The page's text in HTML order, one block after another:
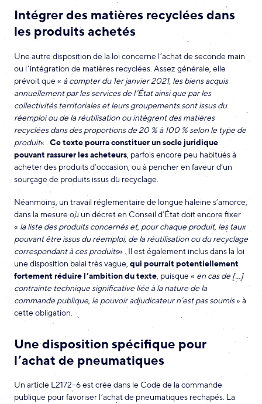
Intégrer des matières recyclées dans
les produits achetés
Une autre disposition de la loi concerne l’achat de seconde main
ou l’intégration de matières recyclées. Assez générale, elle
prévoit que « à compter du 1er janvier 2021, les biens acquis
annuellement par les services de l’État ainsi que par les
collectivités territoriales et leurs groupements sont issus du
réemploi ou de la réutilisation ou intègrent des matières
recyclées dans des proportions de 20 % à 100 % selon le type de
produit« . Ce texte pourra constituer un socle juridique
pouvant rassurer les acheteurs , parfois encore peu habitués à
acheter des produits d’occasion, ou à pencher en faveur d’un
sourçage de produits issus du recyclage.
Néanmoins, un travail réglementaire de longue haleine s’amorce,
dans la mesure où un décret en Conseil d’État doit encore fixer
« la liste des produits concernés et, pour chaque produit, les taux
pouvant être issus du réemploi, de la réutilisation ou du recyclage
correspondant à ces produits« . Il est également inclus dans la loi
une disposition balai très vague, qui pourrait potentiellement
fortement réduire l’ambition du texte , puisque « en cas de […]
contrainte technique significative liée à la nature de la
commande publique, le pouvoir adjudicateur n’est pas soumis» à
cette obligation.
Une disposition spécifique pour
l’achat de pneumatiques
Un article L2172-6 est crée dans le Code de la commande
publique pour favoriser l’achat de pneumatiques rechapés. La